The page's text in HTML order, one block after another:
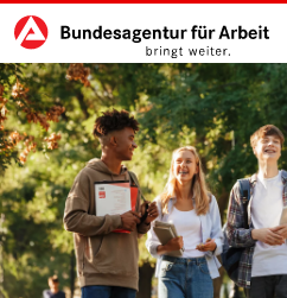
zu den Hauptinhalten springen
Hauptnavigation